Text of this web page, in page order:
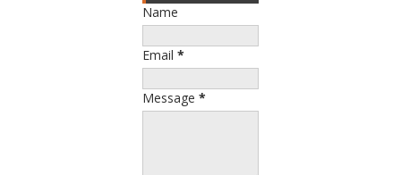
Name
Email *
Message *